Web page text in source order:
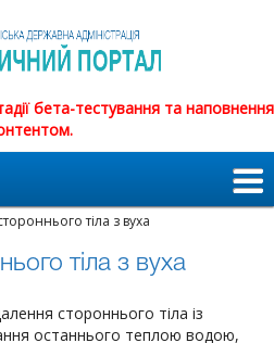
бета-тестування та наповнення
тіла з вуха
тіла з вуха
стороннього тіла із
останнього теплою водою,